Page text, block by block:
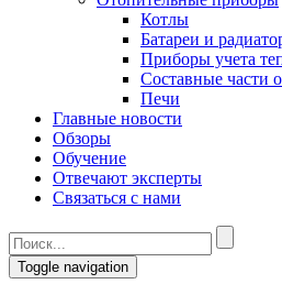
Котлы
Батареи и
Приборы учета
Составные части
Печи
Главные новости
Обзоры
Обучение
Отвечают эксперты
Связаться с нами
Toggle navigation